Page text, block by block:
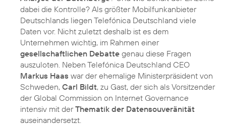
dabei die Kontrolle? Als größter Mobilfunkanbieter
Deutschlands liegen Telefónica Deutschland viele
Daten vor. Nicht zuletzt deshalb ist es dem
Unternehmen wichtig, im Rahmen einer
gesellschaftlichen Debatte genau diese Fragen
auszuloten. Neben Telefónica Deutschland CEO
Markus Haas war der ehemalige Ministerpräsident von
Schweden, Carl Bildt, zu Gast, der sich als Vorsitzender
der Global Commission on Internet Governance
intensiv mit derThematik der Datensouveränität
auseinandersetzt.